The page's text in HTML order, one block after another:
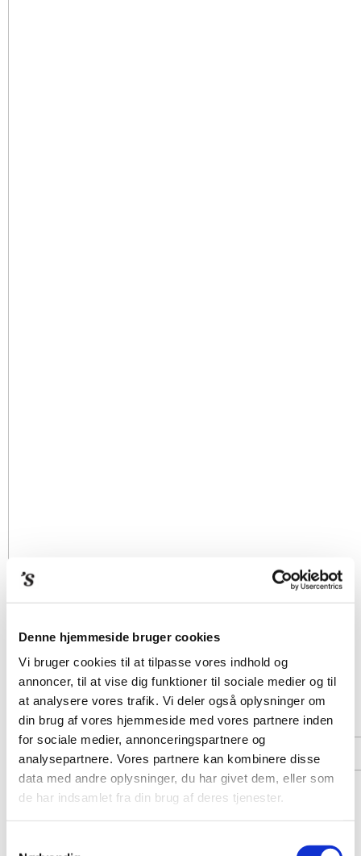
Denne hjemmeside bruger cookies
Vi bruger cookies til at tilpasse vores indhold og
annoncer, til at vise dig funktioner til sociale medier og til
at analysere vores trafik. Vi deler også oplysninger om
din brug af vores hjemmeside med vores partnere inden
for sociale medier, annonceringspartnere og
analysepartnere. Vores partnere kan kombinere disse
data med andre oplysninger, du har givet dem, eller som
de har indsamlet fra din brug af deres tjenester.